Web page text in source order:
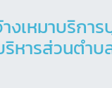
งเหมาบริกา
ารส่วนตำบ